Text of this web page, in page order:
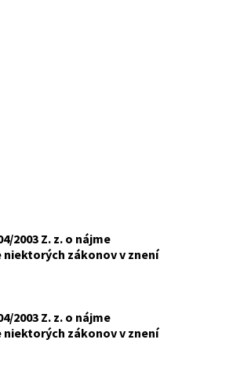
2003 Z. z. o nájme
zákonov v znení
2003 Z. z. o nájme
zákonov v znení